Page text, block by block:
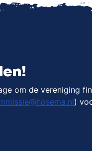
om de vereniging
)